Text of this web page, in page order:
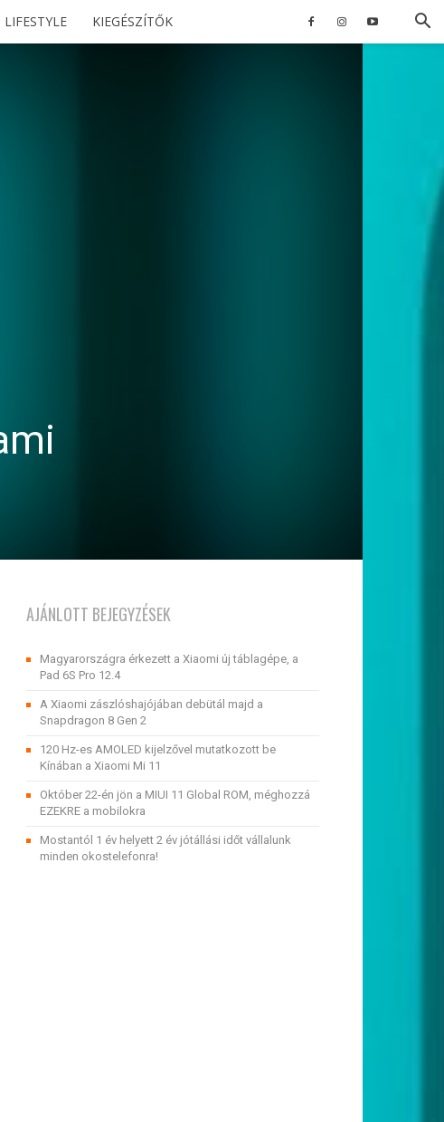
LIFESTYLE KIEGÉSZÍTŐK
AJÁNLOTT BEJEGYZÉSEK
Magyarországra érkezett a Xiaomi új táblagépe, a
Pad 6S Pro 12.4
A Xiaomi zászlóshajójában debütál majd a
Snapdragon 8 Gen 2
120 Hz-es AMOLED kijelzővel mutatkozott be
Kínában a Xiaomi Mi 11
Október 22-én jön a MIUI 11 Global ROM, méghozzá
EZEKRE a mobilokra
Mostantól 1 év helyett 2 év jótállási időt vállalunk
minden okostelefonra!